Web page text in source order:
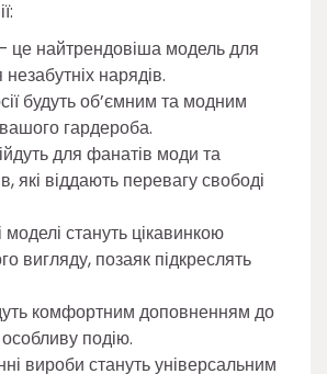
це найтрендовіша модель для
нарядів.
будуть об’ємним та модним
гардероба.
для фанатів моди та
які віддають перевагу свободі
стануть цікавинкою
вигляду, позаяк підкреслять
комфортним доповненням до
подію.
вироби стануть універсальним